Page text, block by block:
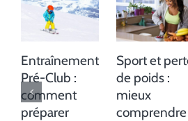
Entraînement
Pré-Club :
comment
préparer
Sport et
de poids :
mieux
comprendre